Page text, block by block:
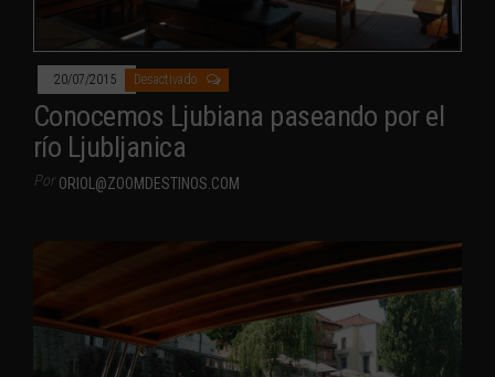
20/07/2015 Desactivado
Conocemos Ljubiana paseando por el
río Ljubljanica
Por ORIOL@ZOOMDESTINOS.COM